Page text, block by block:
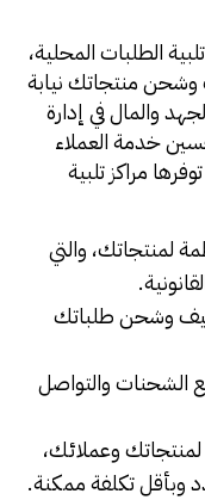
الطلبات المحلية،
وشحن منتجاتك نيابة
والمال في إدارة
خدمة العملاء
مراكز تلبية
لمنتجاتك، والتي
وشحن طلباتك
الشحنات والتواصل
وعملائك،
وبأقل تكلفة ممكنة.